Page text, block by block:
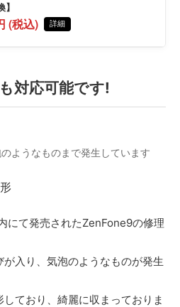
】
(税込) 詳細
対応可能です!
ようなものまで発生しています
にて発売されたZenFone9の修理
入り、気泡のようなものが発生
ており、綺麗に収まっておりま